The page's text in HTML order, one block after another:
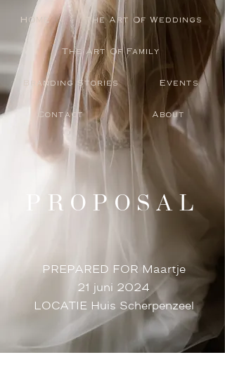
HOME The Art Of Weddings
The Art Of Family
Branding Stories Events
Contact About
PROPOSAL
PREPARED FOR Maartje
21 juni 2024
LOCATIE Huis Scherpenzeel